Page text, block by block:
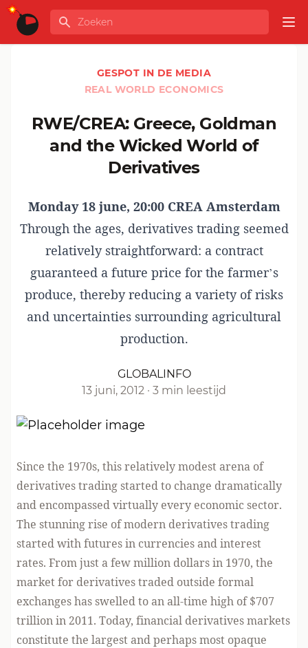
Ga naar de inhoud
GLOBALINFO
Zoeken
GESPOT IN DE MEDIA
REAL WORLD ECONOMICS
RWE/CREA: Greece, Goldman
and the Wicked World of
Derivatives
Monday 18 june, 20:00 CREA Amsterdam
Through the ages, derivatives trading seemed
relatively straightforward: a contract
guaranteed a future price for the farmer’s
produce, thereby reducing a variety of risks
and uncertainties surrounding agricultural
production.
GLOBALINFO
13 juni, 2012 · 3 min leestijd
Since the 1970s, this relatively modest arena of
derivatives trading started to change dramatically
and encompassed virtually every economic sector.
The stunning rise of modern derivatives trading
started with futures in currencies and interest
rates. From just a few million dollars in 1970, the
market for derivatives traded outside formal
exchanges has swelled to an all-time high of $707
trillion in 2011. Today, financial derivatives markets
constitute the largest and perhaps most opaque